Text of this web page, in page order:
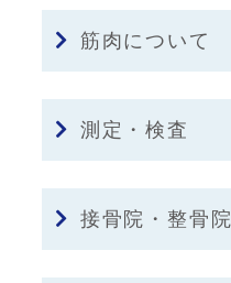
筋肉について
測定・検査
接骨院・整骨院